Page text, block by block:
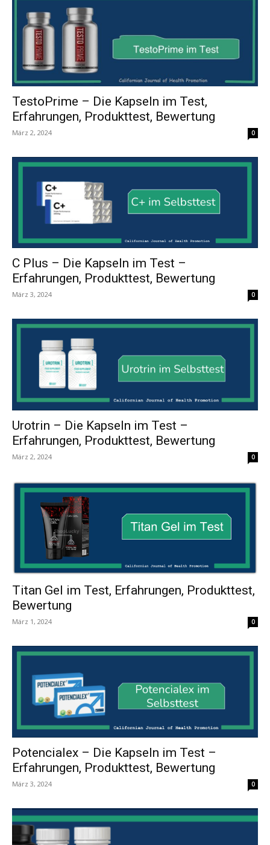
TestoPrime – Die Kapseln im Test,
Erfahrungen, Produkttest, Bewertung
März 2, 2024 0
C Plus – Die Kapseln im Test –
Erfahrungen, Produkttest, Bewertung
März 3, 2024 0
Urotrin – Die Kapseln im Test –
Erfahrungen, Produkttest, Bewertung
März 2, 2024 0
Titan Gel im Test, Erfahrungen, Produkttest,
Bewertung
März 1, 2024 0
Potencialex – Die Kapseln im Test –
Erfahrungen, Produkttest, Bewertung
März 3, 2024 0